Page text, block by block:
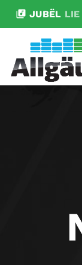
library_music JUBËL